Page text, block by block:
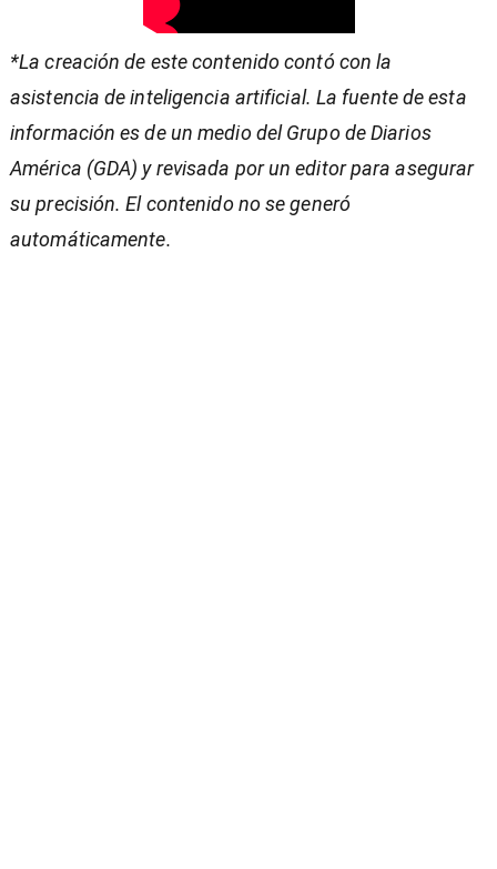
*La creación de este contenido contó con la
asistencia de inteligencia artificial. La fuente de esta
información es de un medio del Grupo de Diarios
América (GDA) y revisada por un editor para asegurar
su precisión. El contenido no se generó
automáticamente.